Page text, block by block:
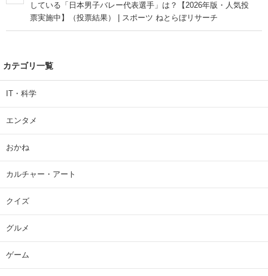
している「日本男子バレー代表選手」は？【2026年版・人気投
票実施中】（投票結果） | スポーツ ねとらぼリサーチ
カテゴリ一覧
IT・科学
エンタメ
おかね
カルチャー・アート
クイズ
グルメ
ゲーム